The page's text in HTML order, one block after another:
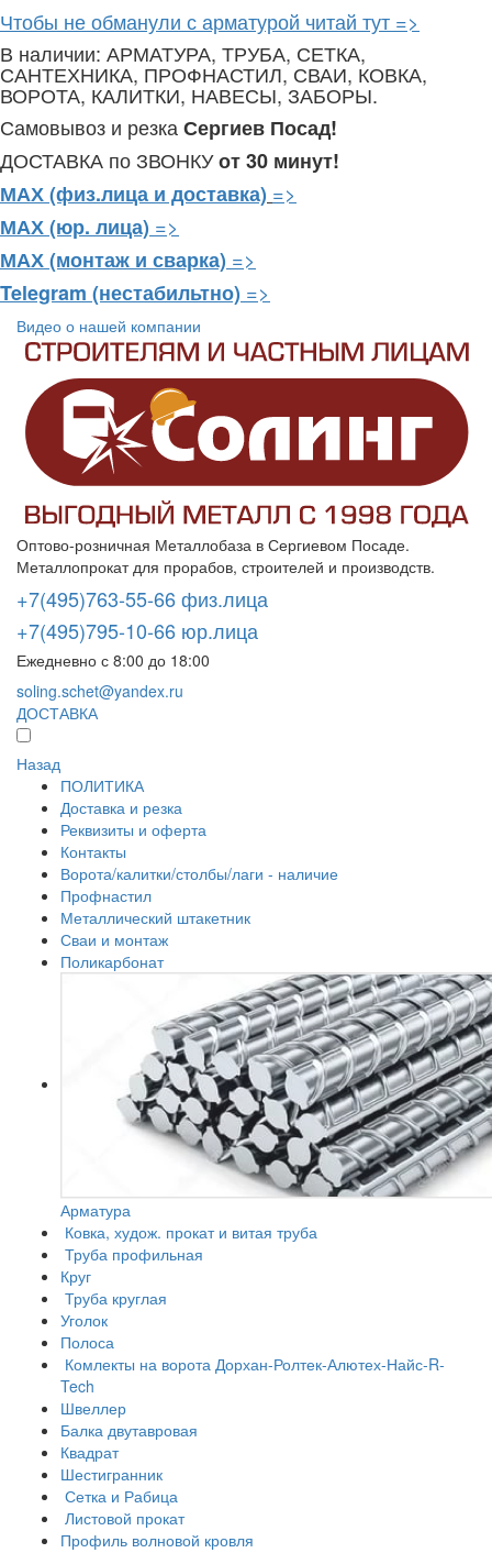
Чтобы не обманули с арматурой читай тут =>
В наличии: АРМАТУРА, ТРУБА, СЕТКА,
САНТЕХНИКА, ПРОФНАСТИЛ, СВАИ, КОВКА,
ВОРОТА, КАЛИТКИ, НАВЕСЫ, ЗАБОРЫ.
Самовывоз и резка Сергиев Посад!
ДОСТАВКА по ЗВОНКУот 30 минут!
МАХ (физ.лица и доставка) =>
МАХ (юр. лица) =>
МАХ (монтаж и сварка) =>
Telegram (нестабильтно) =>
Видео о нашей компании
Оптово-розничная Металлобаза в Сергиевом Посаде.
Металлопрокат для прорабов, строителей и производств.
+7(495)763-55-66 физ.лица
+7(495)795-10-66 юр.лица
Ежедневно с 8:00 до 18:00
soling.schet@yandex.ru
ДОСТАВКА
Назад
ПОЛИТИКА
Доставка и резка
Реквизиты и оферта
Контакты
Ворота/калитки/столбы/лаги - наличие
Профнастил
Металлический штакетник
Сваи и монтаж
Поликарбонат
Арматура
Ковка, худож. прокат и витая труба
Труба профильная
Круг
Труба круглая
Уголок
Полоса
Комлекты на ворота Дорхан-Ролтек-Алютех-Найс-R-
Tech
Швеллер
Балка двутавровая
Квадрат
Шестигранник
Сетка и Рабица
Листовой прокат
Профиль волновой кровля